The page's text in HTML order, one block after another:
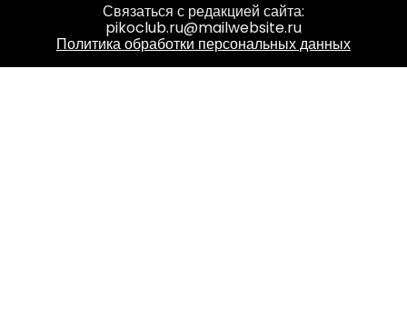
Связаться с редакцией сайта:
pikoclub.ru@mailwebsite.ru
Политика обработки персональных данных